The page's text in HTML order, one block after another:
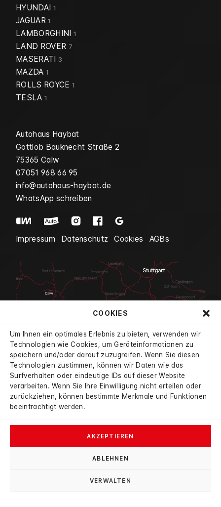
COOKIES
Um Ihnen ein optimales Erlebnis zu bieten, verwenden wir
Technologien wie Cookies, um Geräteinformationen zu
speichern und/oder darauf zuzugreifen. Wenn Sie diesen
Technologien zustimmen, können wir Daten wie das
Surfverhalten oder eindeutige IDs auf dieser Website
verarbeiten. Wenn Sie Ihre Einwilligung nicht erteilen oder
zurückziehen, können bestimmte Merkmale und Funktionen
beeinträchtigt werden.
AKZEPTIEREN
ABLEHNEN
VERWALTEN
Autohaus Haybat
Gottlob Bauknecht Straße 2
75365 Calw
07051 968 66 95
info@autohaus-haybat.de
WhatsApp schreiben
Impressum Datenschutz Cookies AGBs
HYUNDAI 1
JAGUAR1
LAMBORGHINI 1
LAND ROVER 7
MASERATI 3
MAZDA 1
ROLLS ROYCE 1
TESLA 1
4.7 aus 834 Bewertungen
verifiziert durch:mobile|autoscout24|google
© 2026 Autohaus Haybat